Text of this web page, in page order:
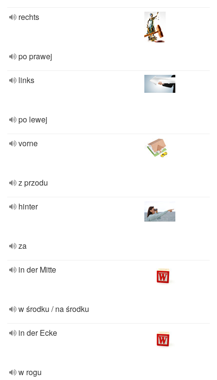
rechts
po prawej
links
po lewej
vorne
z przodu
hinter
za
in der Mitte
w środku / na środku
in der Ecke
w rogu